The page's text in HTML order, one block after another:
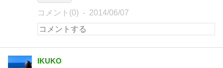
コメント(0) 2014/06/07
IKUKO